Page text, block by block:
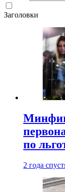
Заголовки
по
2 года